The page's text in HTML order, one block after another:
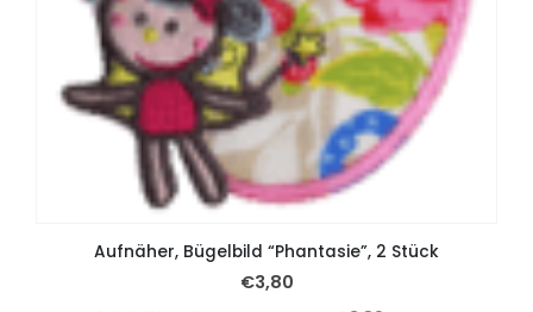
Aufnäher, Bügelbild “Phantasie”, 2 Stück
€3,80